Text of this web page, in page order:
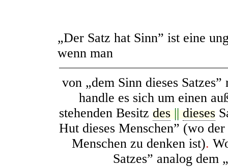
„Der Satz hat Sinn” ist eine
wenn man
von „dem Sinn dieses
handle es sich um einen
stehenden Besitz des||dieses
Hut dieses Menschen” (wo
Menschen zu denken ist).
Satzes” analog dem